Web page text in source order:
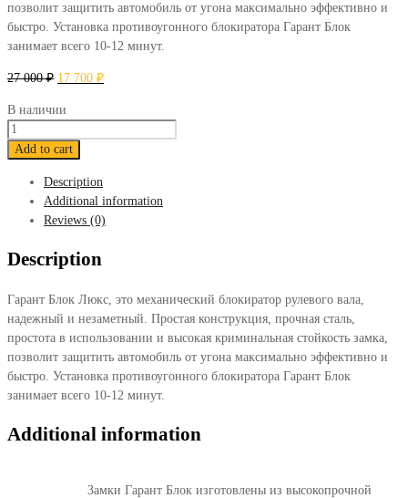
позволит защитить автомобиль от угона максимально эффективно и
быстро. Установка противоугонного блокиратора Гарант Блок
занимает всего 10-12 минут.
27 000₽ 17 700 ₽
В наличии
Блокиратор
Гарант
Люкс
Land
Freelander
2014
quantity
Add to cart
Description
Additional information
Reviews (0)
Description
Гарант Блок Люкс, это механический блокиратор рулевого вала,
надежный и незаметный. Простая конструкция, прочная сталь,
простота в использовании и высокая криминальная стойкость замка,
позволит защитить автомобиль от угона максимально эффективно и
быстро. Установка противоугонного блокиратора Гарант Блок
занимает всего 10-12 минут.
Additional information
Замки Гарант Блок изготовлены из высокопрочной